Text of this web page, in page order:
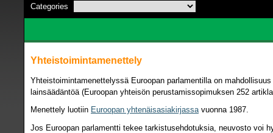
Categories
Yhteistoimintamenettely
Yhteistoimintamenettelyssä Euroopan parlamentilla on
lainsäädäntöä (Euroopan yhteisön perustamissopimuksen 252
Menettely luotiin Euroopan yhtenäisasiakirjassavuonna 1987.
Jos Euroopan parlamentti tekee tarkistusehdotuksia, neuvosto voi